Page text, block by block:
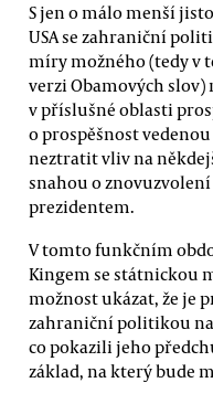
S jen o málo menší
USA se zahraniční
míry možného (tedy v
verzi Obamových
v příslušné oblasti
o prospěšnost
neztratit vliv na
snahou o
prezidentem.
V tomto funkčním
Kingem se státnickou
možnost ukázat, že je
zahraniční politikou
co pokazili jeho
základ, na který bude